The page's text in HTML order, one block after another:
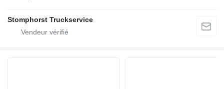
Stomphorst Truckservice